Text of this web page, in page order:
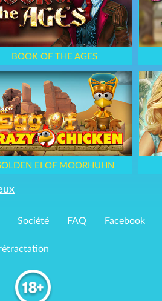
BOOK OF THE AGES
EI OF MOORHUHN
Société FAQ Facebook